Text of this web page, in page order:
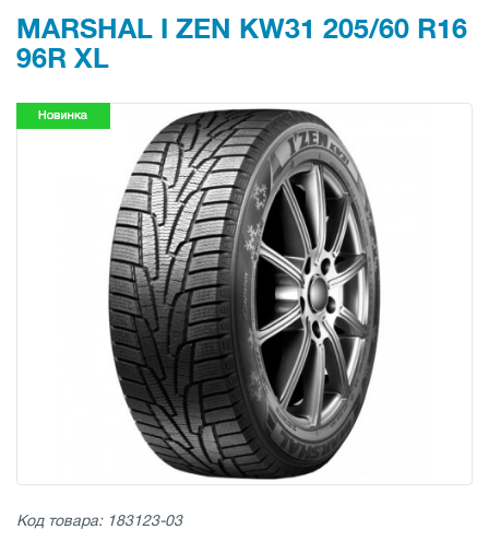
MARSHAL I ZEN KW31 205/60 R16
96R XL
Код товара: 183123-03